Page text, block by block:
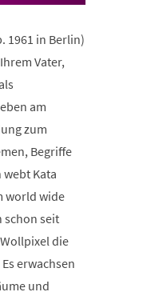
1961 in Berlin)
Vater,
am
zum
Begriffe
Kata
world wide
schon seit
die
erwachsen
und